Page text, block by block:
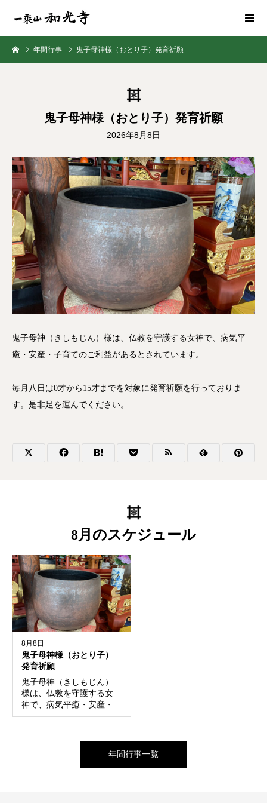
年間行事 鬼子母神様（おとり子）発育祈願
鬼子母神様（おとり子）発育祈願
2026年8月8日
鬼子母神（きしもじん）様は、仏教を守護する女神で、病気平
癒・安産・子育てのご利益があるとされています。
毎月八日は0才から15才までを対象に発育祈願を行っておりま
す。是非足を運んでください。
8月のスケジュール
8月8日
鬼子母神様（おとり子）
発育祈願
鬼子母神（きしもじん）
様は、仏教を守護する女
神で、病気平癒・安産・...
年間行事一覧